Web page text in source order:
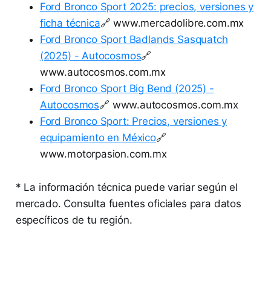
Ford Bronco Sport 2025: precios, versiones y
ficha técnica🔗 www.mercadolibre.com.mx
Ford Bronco Sport Badlands Sasquatch
(2025) - Autocosmos🔗
www.autocosmos.com.mx
Ford Bronco Sport Big Bend (2025) -
Autocosmos🔗 www.autocosmos.com.mx
Ford Bronco Sport: Precios, versiones y
equipamiento en México🔗
www.motorpasion.com.mx
* La información técnica puede variar según el
mercado. Consulta fuentes oficiales para datos
específicos de tu región.